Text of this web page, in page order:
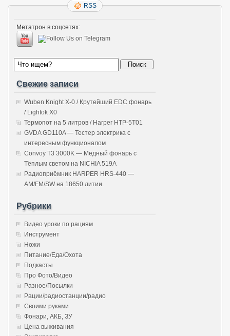
RSS
Метатрон в соцсетях:
Свежие записи
Wuben Knight X-0 / Крутейший EDC фонарь
/ Lightok X0
Термопот на 5 литров / Harper HTP-5T01
GVDA GD110A — Тестер электрика с
интересным функционалом
Convoy T3 3000K — Медный фонарь с
Тёплым светом на NICHIA 519A
Радиоприёмник HARPER HRS-440 —
AM/FM/SW на 18650 литии.
Рубрики
Видео уроки по рациям
Инструмент
Ножи
Питание/Еда/Охота
Подкасты
Про Фото/Видео
Разное/Посылки
Рации/радиостанции/радио
Своими руками
Фонари, АКБ, ЗУ
Цена выживания